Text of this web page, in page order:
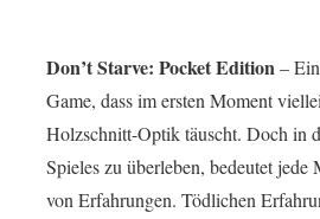
Don’t Starve: Pocket Edition–
Game, dass im ersten Moment
Holzschnitt-Optik täuscht. Doch in
Spieles zu überleben, bedeutet
von Erfahrungen. Tödlichen